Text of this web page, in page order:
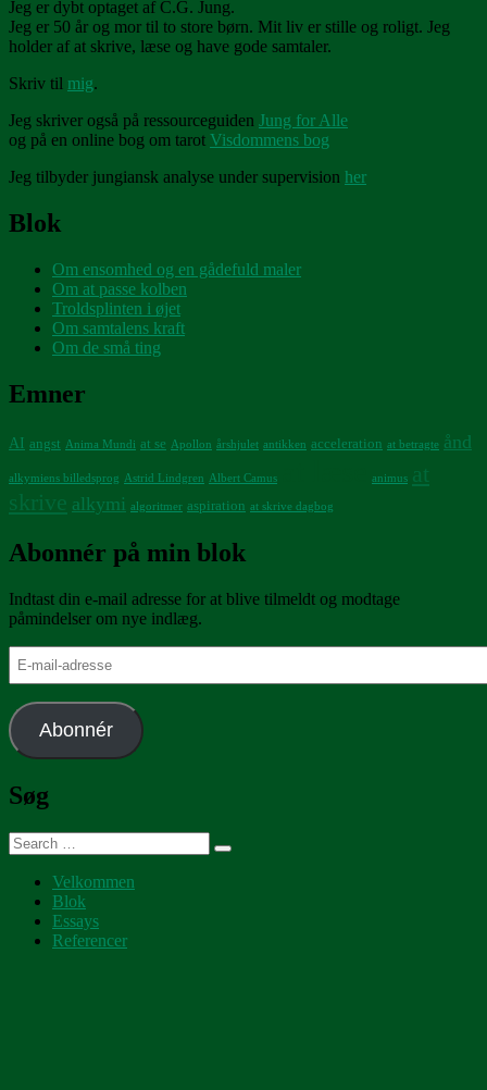
Jeg er dybt optaget af C.G. Jung.
Jeg er 50 år og mor til to store børn. Mit liv er stille og roligt. Jeg
holder af at skrive, læse og have gode samtaler.
Skriv til mig.
Jeg skriver også på ressourceguiden Jung for Alle
og på en online bog om tarot Visdommens bog
Jeg tilbyder jungiansk analyse under supervision her
Blok
Om ensomhed og en gådefuld maler
Om at passe kolben
Troldsplinten i øjet
Om samtalens kraft
Om de små ting
Emner
AI angst Anima Mundi at se Apollon årshjulet antikken acceleration at betragte ånd
alkymiens billedsprog Astrid Lindgren Albert Camus animus at
skrive alkymi algoritmer aspiration at skrive dagbog
Abonnér på min blok
Indtast din e-mail adresse for at blive tilmeldt og modtage
påmindelser om nye indlæg.
mail-
Abonnér
Søg
Search
for:
Search
Velkommen
Blok
Essays
Referencer